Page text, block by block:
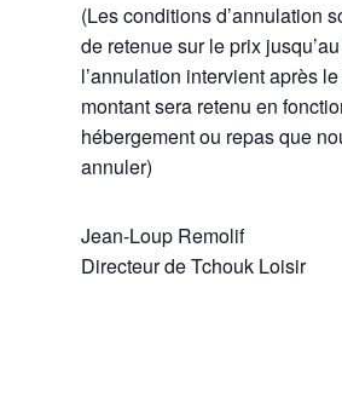
(Les conditions d’annulation
de retenue sur le prix
l’annulation intervient après
montant sera retenu en
hébergement ou repas que
annuler)
Jean-Loup Remolif
Directeur de Tchouk Loisir